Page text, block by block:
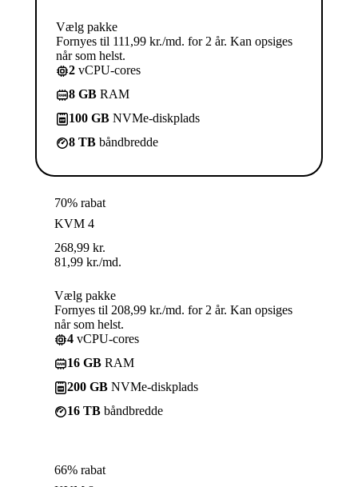
Vælg pakke
Fornyes til 111,99 kr./md. for 2 år. Kan opsiges
når som helst.
2 vCPU-cores
8 GB RAM
100 GB NVMe-diskplads
8 TB båndbredde
70% rabat
KVM 4
268,99 kr.
81,99 kr./md.
Vælg pakke
Fornyes til 208,99 kr./md. for 2 år. Kan opsiges
når som helst.
4 vCPU-cores
16 GB RAM
200 GB NVMe-diskplads
16 TB båndbredde
66% rabat